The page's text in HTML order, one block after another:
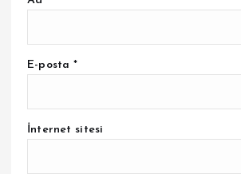
E-posta*
İnternet sitesi